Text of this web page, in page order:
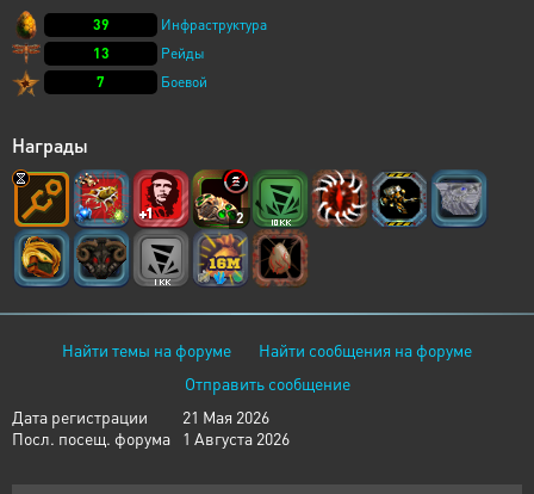
39
Инфраструктура
13
Рейды
7
Боевой
Награды
2
Найти темы на форуме
Найти сообщения на форуме
Отправить сообщение
Дата регистрации
21 Мая 2026
Посл. посещ. форума
1 Августа 2026